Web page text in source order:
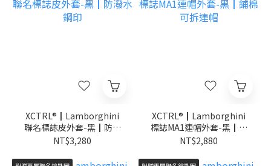
XCTRL®┃Lamborghini
聯名標誌皮外套-黑┃防潑
水 鋼印
NT$3,280
XCTRL®┃Lamborghini
標誌MA1連帽外套-黑┃鋪
棉 可拆連帽
NT$2,880